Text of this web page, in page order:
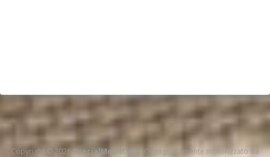
Copyright © 2026SpecialMobilCasa. Orgogliosamente motorizzato da